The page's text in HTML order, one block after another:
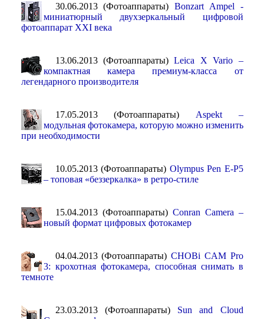
30.06.2013 (Фотоаппараты) Bonzart Ampel -
миниатюрный двухзеркальный цифровой
фотоаппарат XXI века
13.06.2013 (Фотоаппараты)Leica X Vario –
компактная камера премиум-класса от
легендарного производителя
17.05.2013 (Фотоаппараты) Aspekt –
модульная фотокамера, которую можно изменить
при необходимости
10.05.2013 (Фотоаппараты) Olympus Pen E-P5
– топовая «беззеркалка» в ретро-стиле
15.04.2013 (Фотоаппараты) Conran Camera –
новый формат цифровых фотокамер
04.04.2013 (Фотоаппараты) CHOBi CAM Pro
3: крохотная фотокамера, способная снимать в
темноте
23.03.2013 (Фотоаппараты) Sun and Cloud